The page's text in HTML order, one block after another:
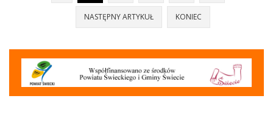
NASTĘPNY ARTYKUŁ KONIEC